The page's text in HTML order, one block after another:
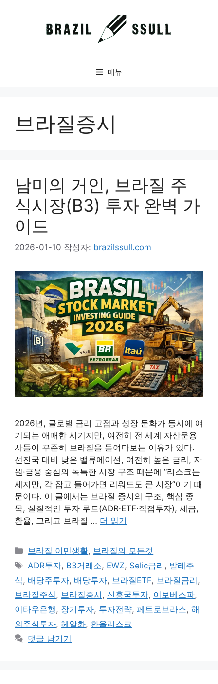
메뉴
브라질증시
남미의 거인, 브라질 주
식시장(B3) 투자 완벽 가
이드
2026-01-10 작성자: brazilssull.com
2026년, 글로벌 금리 고점과 성장 둔화가 동시에 얘
기되는 애매한 시기지만, 여전히 전 세계 자산운용
사들이 꾸준히 브라질을 들여다보는 이유가 있다.
선진국 대비 낮은 밸류에이션, 여전히 높은 금리, 자
원·금융 중심의 독특한 시장 구조 때문에 “리스크는
세지만, 각 잡고 들어가면 리워드도 큰 시장”이기 때
문이다. 이 글에서는 브라질 증시의 구조, 핵심 종
목, 실질적인 투자 루트(ADR·ETF·직접투자), 세금,
환율, 그리고 브라질 … 더 읽기
카
테
리
브라질 이민생활, 브라질의 모든것
태
그
ADR투자, B3거래소, EWZ, Selic금리 , 발레주
식 , 배당주투자, 배당투자, 브라질ETF, 브라질금리 ,
브라질주식 , 브라질증시 , 신흥국투자, 이보베스파,
이타우은행 , 장기투자, 투자전략, 페트로브라스, 해
외주식투자, 헤알화, 환율리스크
댓글 남기기